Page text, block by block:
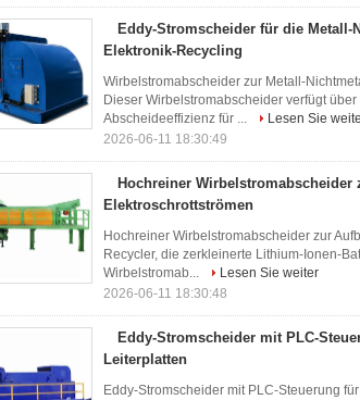
Eddy-Stromscheider für die Metall-
Elektronik-Recycling
Wirbelstromabscheider zur Metall-
Dieser Wirbelstromabscheider verfügt
Abscheideeffizienz für ...
Lesen Sie
2026-06-11 18:30:49
Hochreiner
Elektroschrottströmen
Hochreiner Wirbelstromabscheider zur
Recycler, die zerkleinerte Lithium-Ionen-
Wirbelstromab...
Lesen Sie weiter
2026-06-11 18:30:48
Eddy-Stromscheider mit PLC-
Leiterplatten
Eddy-Stromscheider mit PLC-Steuerung